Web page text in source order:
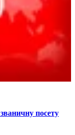
посету